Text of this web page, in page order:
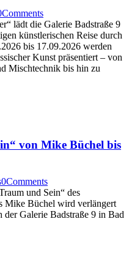
Comments
lädt die Galerie Badstraße 9
künstlerischen Reise durch
bis 17.09.2026 werden
Kunst präsentiert – von
Mischtechnik bis hin zu
von Mike Büchel bis
0Comments
und Sein“ des
Mike Büchel wird verlängert
Galerie Badstraße 9 in Bad